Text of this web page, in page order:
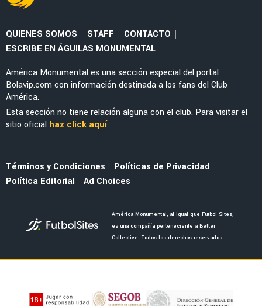
MERCADO
La razón por la que América prefiere a
Arteaga que a Campos